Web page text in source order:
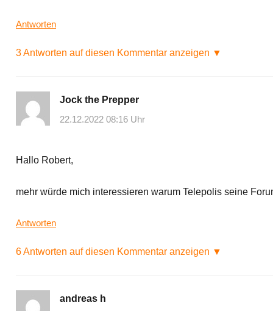
Antworten
3 Antworten auf diesen Kommentar anzeigen ▼
Jock the Prepper
22.12.2022 08:16 Uhr
Hallo Robert,
mehr würde mich interessieren warum Telepolis seine
Antworten
6 Antworten auf diesen Kommentar anzeigen ▼
andreas h